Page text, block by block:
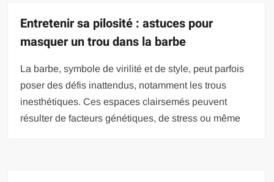
Entretenir sa pilosité : astuces pour
masquer un trou dans la barbe
La barbe, symbole de virilité et de style, peut parfois
poser des défis inattendus, notamment les trous
inesthétiques. Ces espaces clairsemés peuvent
résulter de facteurs génétiques, de stress ou même